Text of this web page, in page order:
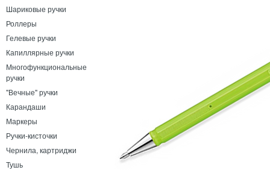
Шариковые ручки
Роллеры
Гелевые ручки
Капиллярные ручки
Многофункциональные
ручки
"Вечные" ручки
Карандаши
Маркеры
Ручки-кисточки
Чернила, картриджи
Тушь